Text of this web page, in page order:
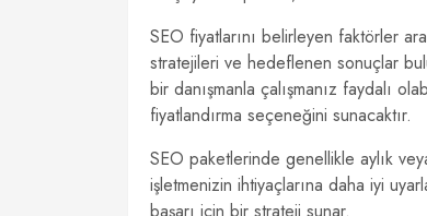
SEO fiyatlarını belirleyen faktörler
stratejileri ve hedeflenen sonuçlar
bir danışmanla çalışmanız faydalı
fiyatlandırma seçeneğini sunacaktır.
SEO paketlerinde genellikle aylık
işletmenizin ihtiyaçlarına daha iyi